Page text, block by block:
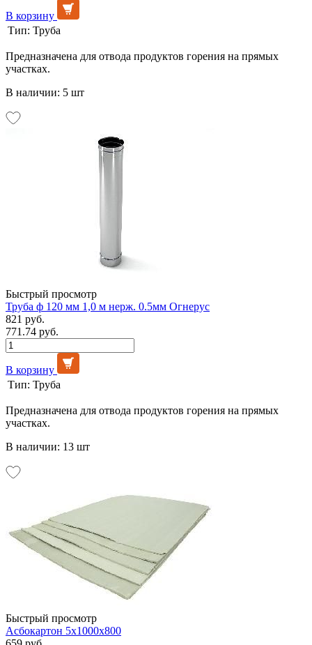
В корзину
Тип: Труба
Предназначена для отвода продуктов горения на прямых
участках.
В наличии: 5 шт
Быстрый просмотр
Труба ф 120 мм 1,0 м нерж. 0.5мм Огнерус
821 руб.
771.74 руб.
В корзину
Тип: Труба
Предназначена для отвода продуктов горения на прямых
участках.
В наличии: 13 шт
Быстрый просмотр
Асбокартон 5х1000х800